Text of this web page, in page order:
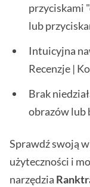
przyciskami
lub
Intuicyjna
Recenzje |
Brak
obrazów lub
Sprawdź swoją
użyteczności i
narzędzia